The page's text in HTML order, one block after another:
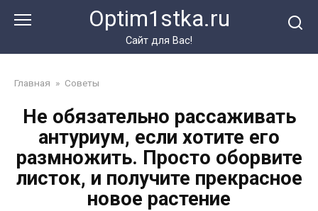
Optim1stka.ru
Сайт для Вас!
Главная » Советы
Не обязательно рассаживать
антуриум, если хотите его
размножить. Просто оборвите
листок, и получите прекрасное
новое растение